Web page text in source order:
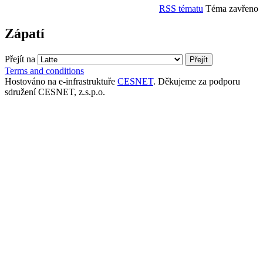
RSS tématu Téma zavřeno
Zápatí
Přejít na
Terms and conditions
Hostováno na e-infrastruktuře CESNET. Děkujeme za podporu
sdružení CESNET, z.s.p.o.